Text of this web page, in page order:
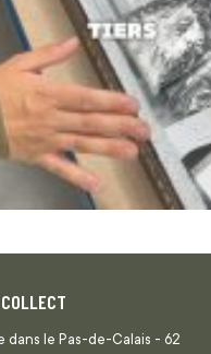
dans le Pas-de-Calais - 62